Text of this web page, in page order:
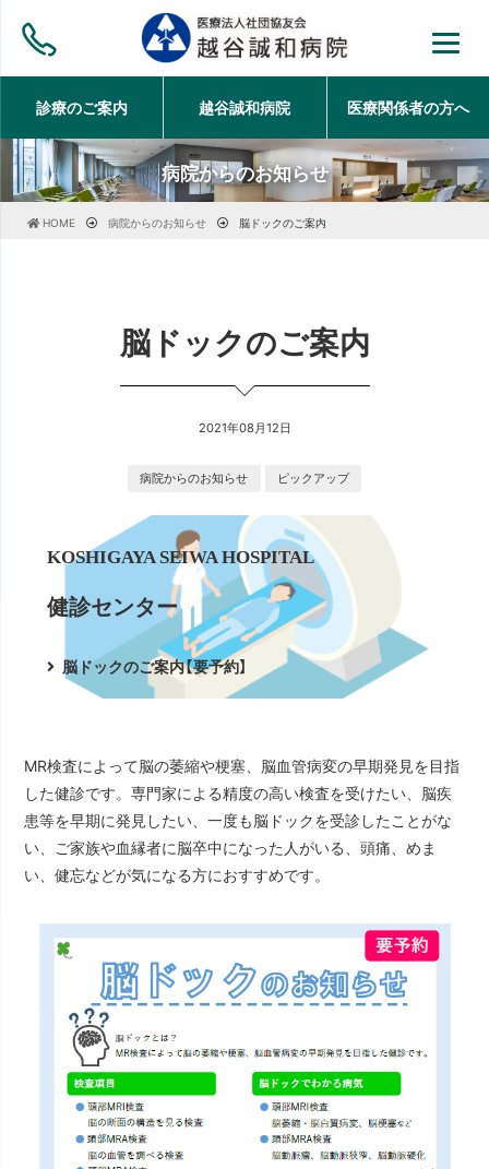
診療のご案内 越谷誠和病院 医療関係者の方へ
病院からのお知らせ
HOME 病院からのお知らせ 脳ドックのご案内
脳ドックのご案内
2021年08月12日
病院からのお知らせ ピックアップ
KOSHIGAYA SEIWA HOSPITAL
健診センター
脳ドックのご案内【要予約】
MR検査によって脳の萎縮や梗塞、脳血管病変の早期発見を目指
した健診です。専門家による精度の高い検査を受けたい、脳疾
患等を早期に発見したい、一度も脳ドックを受診したことがな
い、ご家族や血縁者に脳卒中になった人がいる、頭痛、めま
い、健忘などが気になる方におすすめです。